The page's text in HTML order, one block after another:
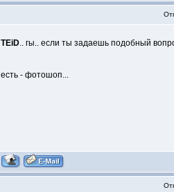
TEiD.. гы.. если ты задаешь подобный
есть - фотошоп...